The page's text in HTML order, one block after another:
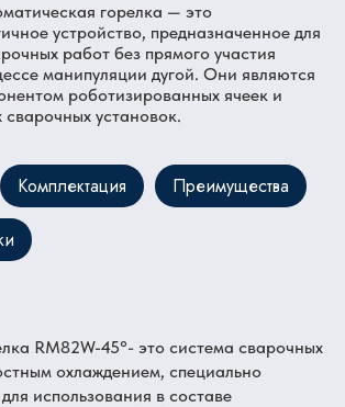
горелка — это
устройство, предназначенное для
работ без прямого участия
манипуляции дугой. Они являются
роботизированных ячеек и
сварочных установок.
Комплектация Преимущества
RM82W-45°- это система сварочных
охлаждением, специально
использования в составе